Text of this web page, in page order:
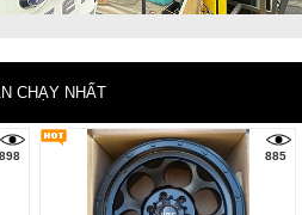
CHẠY NHẤT
898 885